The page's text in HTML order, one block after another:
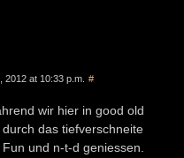
2012 at 10:33 p.m. #
wir hier in good old
das tiefverschneite
und n-t-d geniessen.